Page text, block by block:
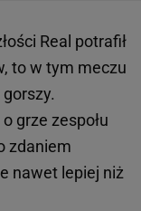
Real potrafił
to w tym meczu
grze zespołu
zdaniem
nawet lepiej niż